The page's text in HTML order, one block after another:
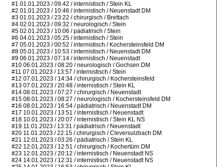
#1 01.01.2023 / 09:42 / internistisch / Stein KL
#2 01.01.2023 / 10:46 / internistisch / Neuenstadt DM
#3 01.01.2023 / 23:22 / chirurgisch / Brettach
#4 02.01.2023 / 09:32 / neurologisch / Stein
#5 02.01.2023 / 10:06 / pädiatrisch / Stein
#6 04.01.2023 / 05:25 / internistisch / Stein
#7 05.01.2023 / 00:52 / internistisch / Kochersteinsfeld DM
#8 05.01.2023 / 10:53 / internistisch / Neuenstadt DM
#9 06.01.2023 / 07:14 / internistisch / Neuenstadt
#10 06.01.2023 / 08:20 / neurologisch / Gochsen DM
#11 07.01.2023 / 13:57 / internistisch / Stein
#12 07.01.2023 / 14:34 / chirurgisch / Kochersteinsfeld
#13 07.01.2023 / 20:48 / internistisch / Stein KL
#14 08.01.2023 / 07:27 / chirurgisch / Neuenstadt
#15 08.01.2023 / 08:27 / neurologisch / Kochersteinsfeld DM
#16 08.01.2023 / 16:54 / pädiatrisch / Neuenstadt DM
#17 10.01.2023 / 13:51 / internistisch / Neuenstadt
#18 10.01.2023 / 20:07 / internistisch / Stein KL NS
#19 11.01.2023 / 13:31 / pädiatrisch / Neuenstadt
#20 11.01.2023 / 22:15 / chirurgisch / Cleversulzbach DM
#21 12.01.2023 / 03:26 / pädiatrisch / Stein KL
#22 12.01.2023 / 12:51 / chirurgisch / Kochertürn DM
#23 12.01.2023 / 20:12 / internistisch / Neuenstadt NS
#24 14.01.2023 / 12:31 / internistisch / Neuenstadt NS